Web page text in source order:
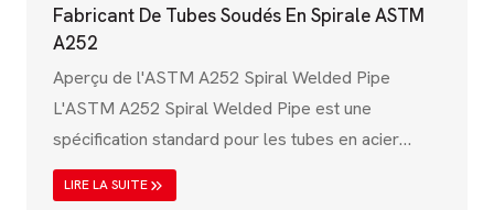
Fabricant De Tubes Soudés En Spirale ASTM
A252
Aperçu de l'ASTM A252 Spiral Welded Pipe
L'ASTM A252 Spiral Welded Pipe est une
spécification standard pour les tubes en acier
soudés et sans soudure utilisés dans des
applications structurelles telles que les pieux, les
LIRE LA SUITE